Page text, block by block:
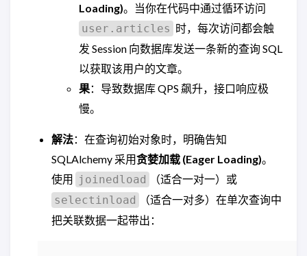
Loading)。当你在代码中通过循环访问
user.articles 时，每次访问都会触
发 Session 向数据库发送一条新的查询 SQL
以获取该用户的文章。
果：导致数据库 QPS 飙升，接口响应极
慢。
解法：在查询初始对象时，明确告知
SQLAlchemy 采用贪婪加载 (Eager Loading)。
使用 joinedload
（适合一对一）或
selectinload
（适合一对多）在单次查询中
把关联数据一起带出：